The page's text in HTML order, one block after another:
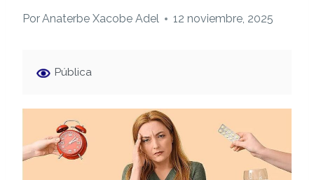
PorAnaterbe Xacobe Adel 12 noviembre, 2025
Pública